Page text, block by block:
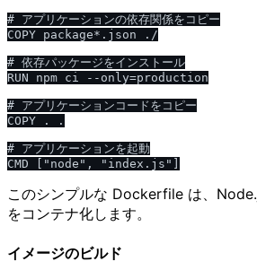
# アプリケーションの依存関係をコピー
COPY package*.json ./
# 依存パッケージをインストール
RUN npm ci --only=production
# アプリケーションコードをコピー
COPY . .
# アプリケーションを起動
このシンプルな Dockerfile は、
をコンテナ化します。
イメージのビルド